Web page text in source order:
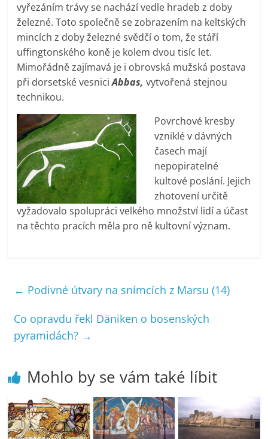
vyřezáním trávy se nachází vedle hradeb z doby
železné. Toto společně se zobrazením na keltských
mincích z doby železné svědčí o tom, že stáří
uffingtonského koně je kolem dvou tisíc let.
Mimořádně zajímavá je i obrovská mužská postava
při dorsetské vesniciAbbas, vytvořená stejnou
technikou.
Povrchové kresby
vzniklé v dávných
časech mají
nepopiratelné
kultové poslání. Jejich
zhotovení určitě
vyžadovalo spolupráci velkého množství lidí a účast
na těchto pracích měla pro ně kultovní význam.
← Podivné útvary na snímcích z Marsu (14)
Co opravdu řekl Däniken o bosenských
pyramidách? →
Mohlo by se vám také líbit